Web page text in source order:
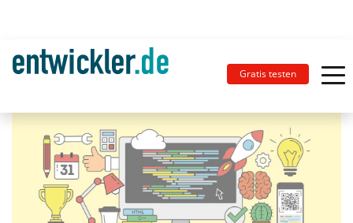
Gratis testen